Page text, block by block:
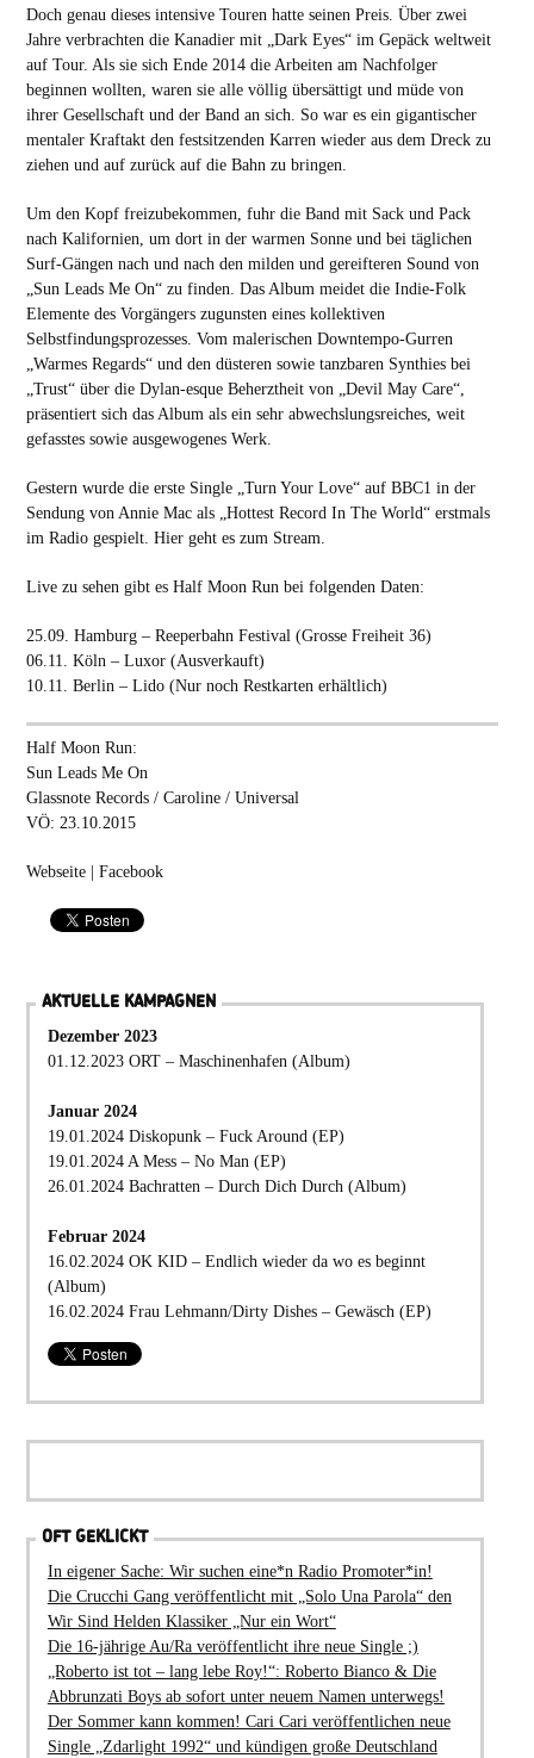
Doch genau dieses intensive Touren hatte seinen Preis. Über zwei
Jahre verbrachten die Kanadier mit „Dark Eyes“ im Gepäck weltweit
auf Tour. Als sie sich Ende 2014 die Arbeiten am Nachfolger
beginnen wollten, waren sie alle völlig übersättigt und müde von
ihrer Gesellschaft und der Band an sich. So war es ein gigantischer
mentaler Kraftakt den festsitzenden Karren wieder aus dem Dreck zu
ziehen und auf zurück auf die Bahn zu bringen.
Um den Kopf freizubekommen, fuhr die Band mit Sack und Pack
nach Kalifornien, um dort in der warmen Sonne und bei täglichen
Surf-Gängen nach und nach den milden und gereifteren Sound von
„Sun Leads Me On“ zu finden. Das Album meidet die Indie-Folk
Elemente des Vorgängers zugunsten eines kollektiven
Selbstfindungsprozesses. Vom malerischen Downtempo-Gurren
„Warmes Regards“ und den düsteren sowie tanzbaren Synthies bei
„Trust“ über die Dylan-esque Beherztheit von „Devil May Care“,
präsentiert sich das Album als ein sehr abwechslungsreiches, weit
gefasstes sowie ausgewogenes Werk.
Gestern wurde die erste Single „Turn Your Love“ auf BBC1 in der
Sendung von Annie Mac als „Hottest Record In The World“ erstmals
im Radio gespielt. Hiergeht es zum Stream.
Live zu sehen gibt es Half Moon Run bei folgenden Daten:
25.09. Hamburg – Reeperbahn Festival (Grosse Freiheit 36)
06.11. Köln – Luxor (Ausverkauft)
10.11. Berlin – Lido (Nur noch Restkarten erhältlich)
Half Moon Run:
Sun Leads Me On
Glassnote Records / Caroline / Universal
VÖ: 23.10.2015
Webseite| Facebook
AKTUELLE KAMPAGNEN
Dezember 2023
01.12.2023 ORT – Maschinenhafen (Album)
Januar 2024
19.01.2024 Diskopunk – Fuck Around (EP)
19.01.2024 A Mess – No Man (EP)
26.01.2024 Bachratten – Durch Dich Durch (Album)
Februar 2024
16.02.2024 OK KID – Endlich wieder da wo es beginnt
(Album)
16.02.2024 Frau Lehmann/Dirty Dishes – Gewäsch (EP)
OFT GEKLICKT
In eigener Sache: Wir suchen eine*n Radio Promoter*in!
Die Crucchi Gang veröffentlicht mit „Solo Una Parola“ den
Wir Sind Helden Klassiker „Nur ein Wort“
Die 16-jährige Au/Ra veröffentlicht ihre neue Single ;)
„Roberto ist tot – lang lebe Roy!“: Roberto Bianco & Die
Abbrunzati Boys ab sofort unter neuem Namen unterwegs!
Der Sommer kann kommen! Cari Cari veröffentlichen neue
Single „Zdarlight 1992“ und kündigen große Deutschland